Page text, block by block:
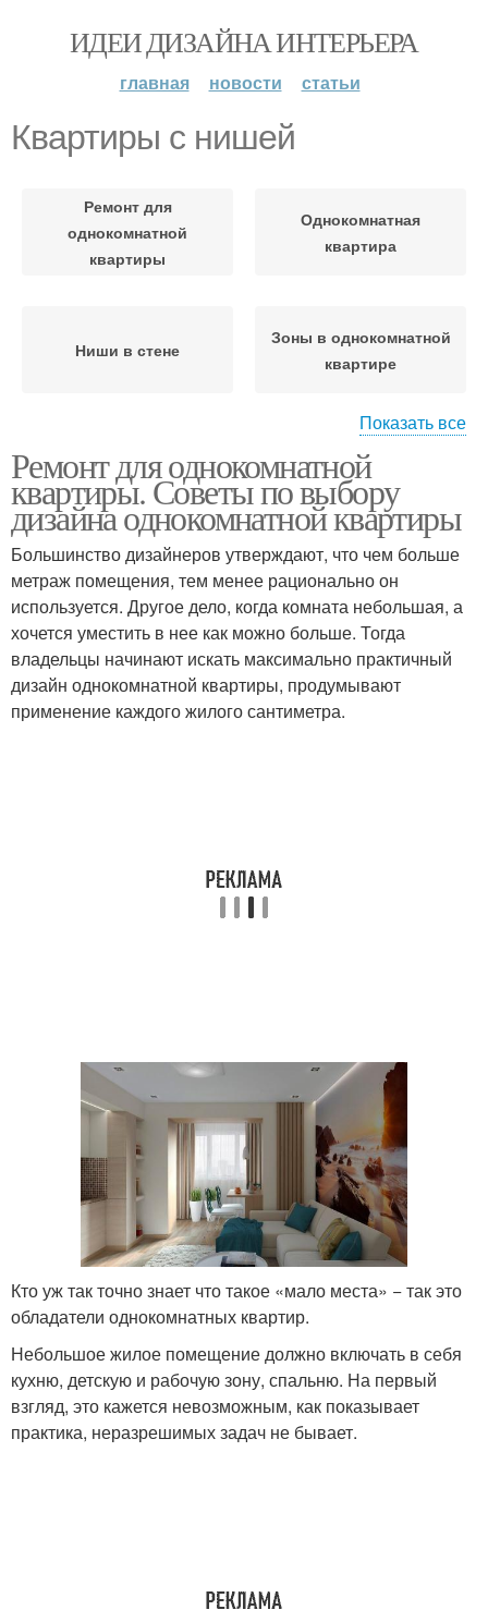
ИДЕИ ДИЗАЙНА ИНТЕРЬЕРА
главная новости статьи
Квартиры с нишей
Ремонт для
однокомнатной
квартиры
Однокомнатная
квартира
Ниши в стене
Зоны в однокомнатной
квартире
Квартиры с помощью 1-комнатная квартира
Квартиры для семьи Квартиры на спальню
Мебели в
однокомнатной
Интерьер для
однокомнатной
Показать все
Ремонт для однокомнатной
квартиры. Советы по выбору
дизайна однокомнатной квартиры
Большинство дизайнеров утверждают, что чем больше
метраж помещения, тем менее рационально он
используется. Другое дело, когда комната небольшая, а
хочется уместить в нее как можно больше. Тогда
владельцы начинают искать максимально практичный
дизайн однокомнатной квартиры, продумывают
применение каждого жилого сантиметра.
Кто уж так точно знает что такое «мало места» − так это
обладатели однокомнатных квартир.
Небольшое жилое помещение должно включать в себя
кухню, детскую и рабочую зону, спальню. На первый
взгляд, это кажется невозможным, как показывает
практика, неразрешимых задач не бывает.